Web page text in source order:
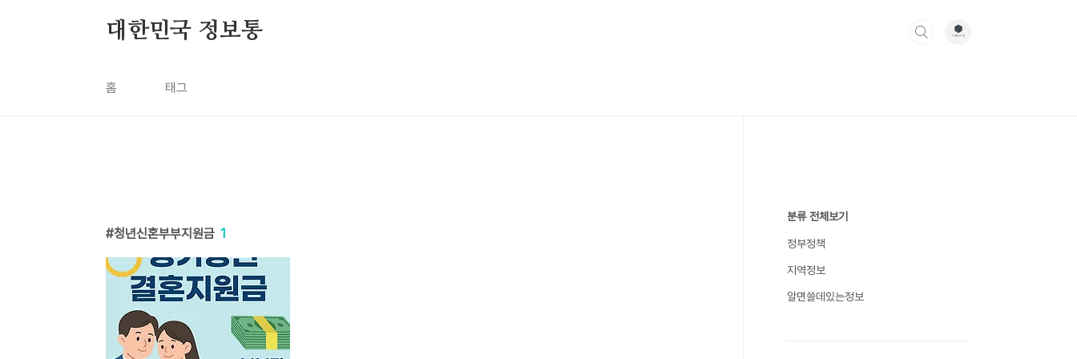
대한민국 정보통
홈 태그
청년신혼부부지원금 1
분류 전체보기
정부정책
지역정보
알면쓸데있는정보